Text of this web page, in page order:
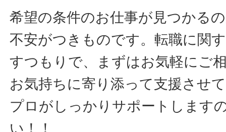
希望の条件のお仕事が見つかる
不安がつきものです。転職に関
すつもりで、まずはお気軽にご
お気持ちに寄り添って支援させ
プロがしっかりサポートします
い！！